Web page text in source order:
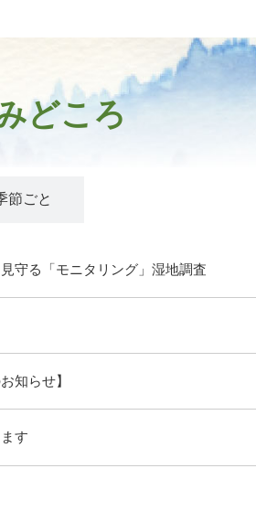
どころ
節ごと
守る「モニタリング」湿地調査
知らせ】
す